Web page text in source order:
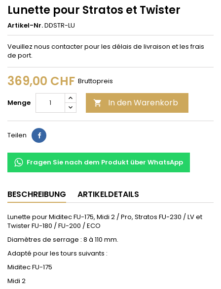
Lunette pour Stratos et Twister
Artikel-Nr.DDSTR-LU
Veuillez nous contacter pour les délais de livraison et les frais
de port.
369,00 CHF Bruttopreis
Menge  In den Warenkorb
Teilen Teilen
Fragen Sie nach dem Produkt über WhatsApp
BESCHREIBUNG ARTIKELDETAILS
Lunette pour Miditec FU-175, Midi 2 / Pro, Stratos FU-230 / LV et
Twister FU-180 / FU-200 / ECO
Diamètres de serrage : 8 à 110 mm.
Adapté pour les tours suivants :
Miditec FU-175
Midi 2